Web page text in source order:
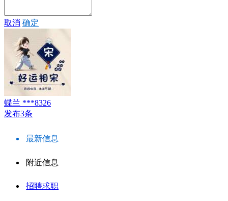
取消 确定
蝶兰 ***8326
发布3条
最新信息
附近信息
招聘求职